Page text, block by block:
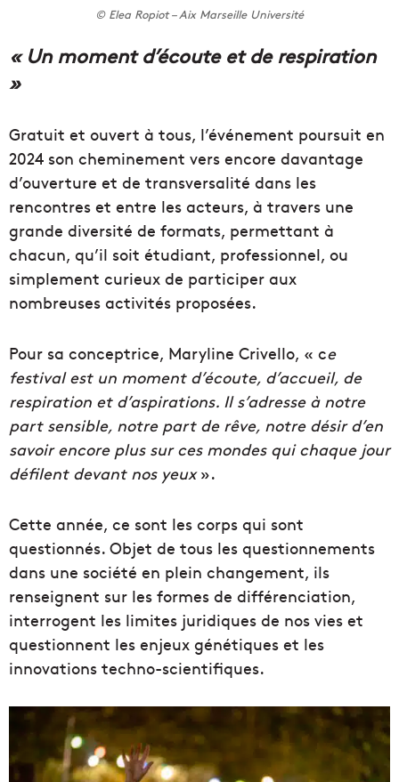
© Elea Ropiot – Aix Marseille Université
« Un moment d’écoute et de respiration
»
Gratuit et ouvert à tous, l’événement poursuit en
2024 son cheminement vers encore davantage
d’ouverture et de transversalité dans les
rencontres et entre les acteurs, à travers une
grande diversité de formats, permettant à
chacun, qu’il soit étudiant, professionnel, ou
simplement curieux de participer aux
nombreuses activités proposées.
Pour sa conceptrice, Maryline Crivello, « ce
festival est un moment d’écoute, d’accueil, de
respiration et d’aspirations. Il s’adresse à notre
part sensible, notre part de rêve, notre désir d’en
savoir encore plus sur ces mondes qui chaque jour
défilent devant nos yeux».
Cette année, ce sont les corps qui sont
questionnés. Objet de tous les questionnements
dans une société en plein changement, ils
renseignent sur les formes de différenciation,
interrogent les limites juridiques de nos vies et
questionnent les enjeux génétiques et les
innovations techno-scientifiques.